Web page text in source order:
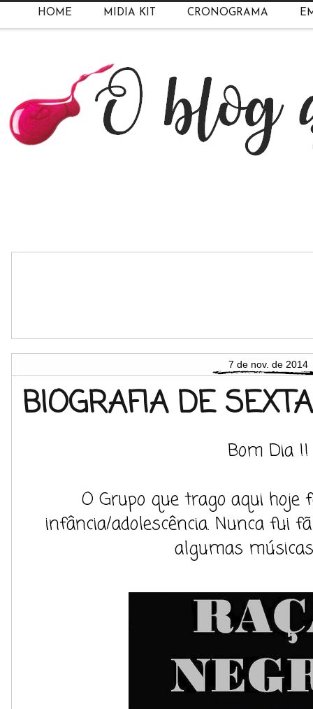
HOME MIDIA KIT CRONOGRAMA
7 de nov. de 2014
BIOGRAFIA DE
Bom Dia !!
O Grupo que trago aqui hoje
infância/adolescência. Nunca fui
algumas